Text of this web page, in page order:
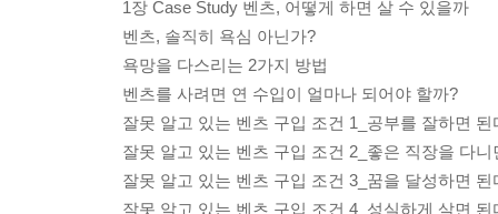
1장 Case Study 벤츠, 어떻게 하면 살 수 있을까
벤츠, 솔직히 욕심 아닌가?
욕망을 다스리는 2가지 방법
벤츠를 사려면 연 수입이 얼마나 되어야 할까?
잘못 알고 있는 벤츠 구입 조건 1_공부를 잘하면 된
잘못 알고 있는 벤츠 구입 조건 2_좋은 직장을 다니
잘못 알고 있는 벤츠 구입 조건 3_꿈을 달성하면 된
잘못 알고 있는 벤츠 구입 조건 4_성실하게 살면 된